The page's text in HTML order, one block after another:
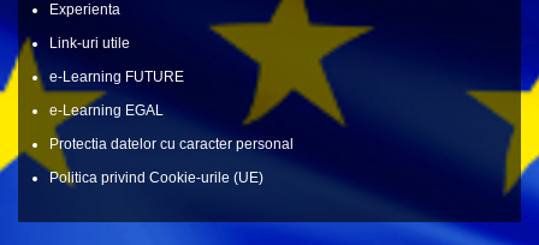
Experienta
Link-uri utile
e-Learning FUTURE
e-Learning EGAL
Protectia datelor cu caracter personal
Politica privind Cookie-urile (UE)